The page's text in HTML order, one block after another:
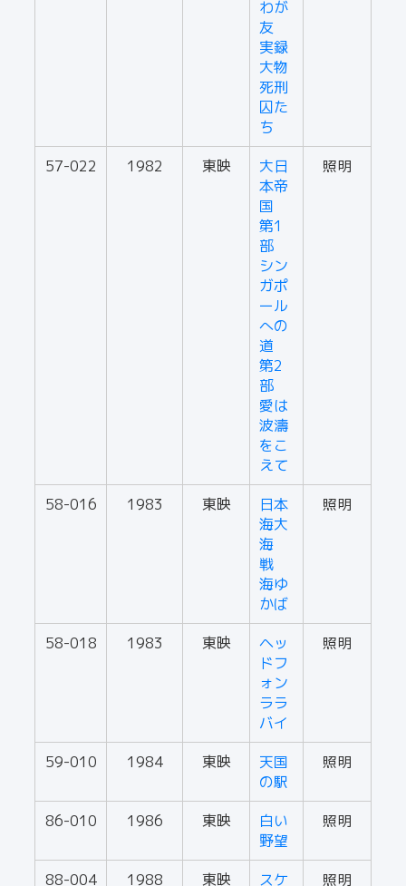
わが
友
実録
大物
死刑
囚た
ち
57-022 1982 東映
大日
本帝
国
第1
部
シン
ガポ
ール
への
道
第2
部
愛は
波濤
をこ
えて
照明
58-016 1983 東映
日本
海大
海
戦
海ゆ
かば
照明
58-018 1983 東映
ヘッ
ドフ
ォン
ララ
バイ
照明
59-010 1984 東映
天国
の駅
照明
86-010 1986 東映
白い
野望
照明
88-004 1988 東映
スケ
照明